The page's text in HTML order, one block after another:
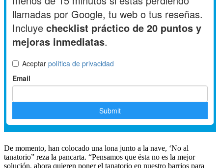
De momento, han colocado una lona junto a la nave, ‘No al
tanatorio” reza la pancarta. “Pensamos que ésta no es la mejor
solución, ahora quieren poner el tanatorio en nuestro barrios para